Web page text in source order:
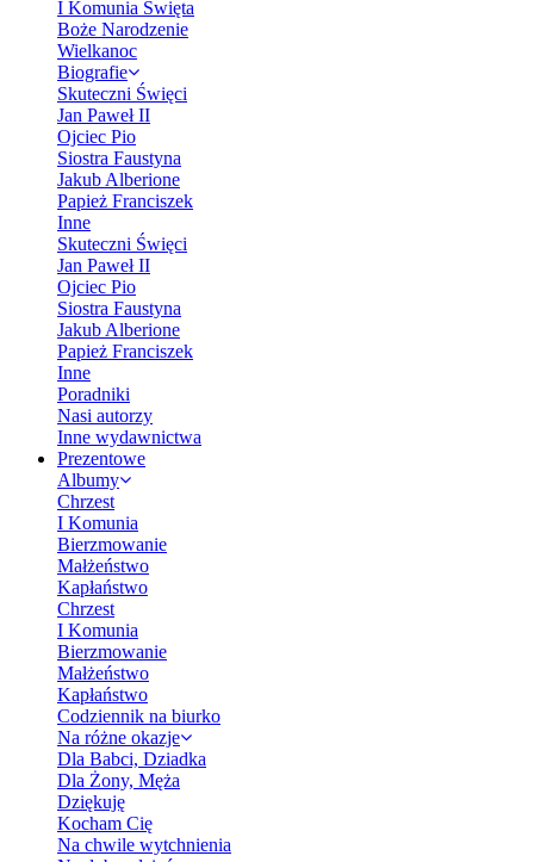
I Komunia Święta
Boże Narodzenie
Wielkanoc
Biografie
Skuteczni Święci
Jan Paweł II
Ojciec Pio
Siostra Faustyna
Jakub Alberione
Papież Franciszek
Inne
Skuteczni Święci
Jan Paweł II
Ojciec Pio
Siostra Faustyna
Jakub Alberione
Papież Franciszek
Inne
Poradniki
Nasi autorzy
Inne wydawnictwa
Prezentowe
Albumy
Chrzest
I Komunia
Bierzmowanie
Małżeństwo
Kapłaństwo
Chrzest
I Komunia
Bierzmowanie
Małżeństwo
Kapłaństwo
Codziennik na biurko
Na różne okazje
Dla Babci, Dziadka
Dla Żony, Męża
Dziękuję
Kocham Cię
Na chwile wytchnienia